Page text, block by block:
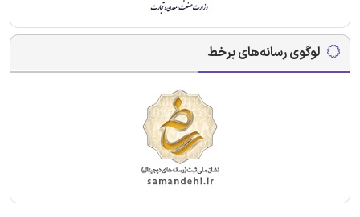
لوگوی رسانه‌های برخط